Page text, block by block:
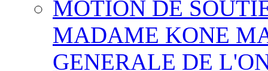
MOTION DE
MADAME KONE
GENERALE DE